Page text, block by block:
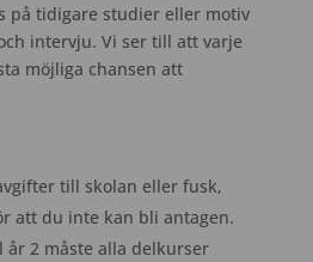
på tidigare studier eller motiv
intervju. Vi ser till att varje
möjliga chansen att
till skolan eller fusk,
att du inte kan bli antagen.
år 2 måste alla delkurser